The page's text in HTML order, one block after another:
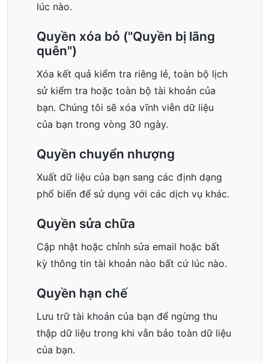
lúc nào.
Quyền xóa bỏ ("Quyền bị lãng
quên")
Xóa kết quả kiểm tra riêng lẻ, toàn bộ lịch
sử kiểm tra hoặc toàn bộ tài khoản của
bạn. Chúng tôi sẽ xóa vĩnh viễn dữ liệu
của bạn trong vòng 30 ngày.
Quyền chuyển nhượng
Xuất dữ liệu của bạn sang các định dạng
phổ biến để sử dụng với các dịch vụ khác.
Quyền sửa chữa
Cập nhật hoặc chỉnh sửa email hoặc bất
kỳ thông tin tài khoản nào bất cứ lúc nào.
Quyền hạn chế
Lưu trữ tài khoản của bạn để ngừng thu
thập dữ liệu trong khi vẫn bảo toàn dữ liệu
của bạn.